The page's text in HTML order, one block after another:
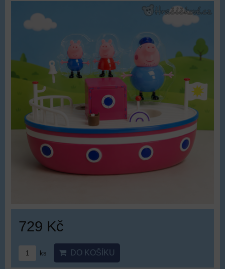
729 Kč
ks DO KOŠÍKU